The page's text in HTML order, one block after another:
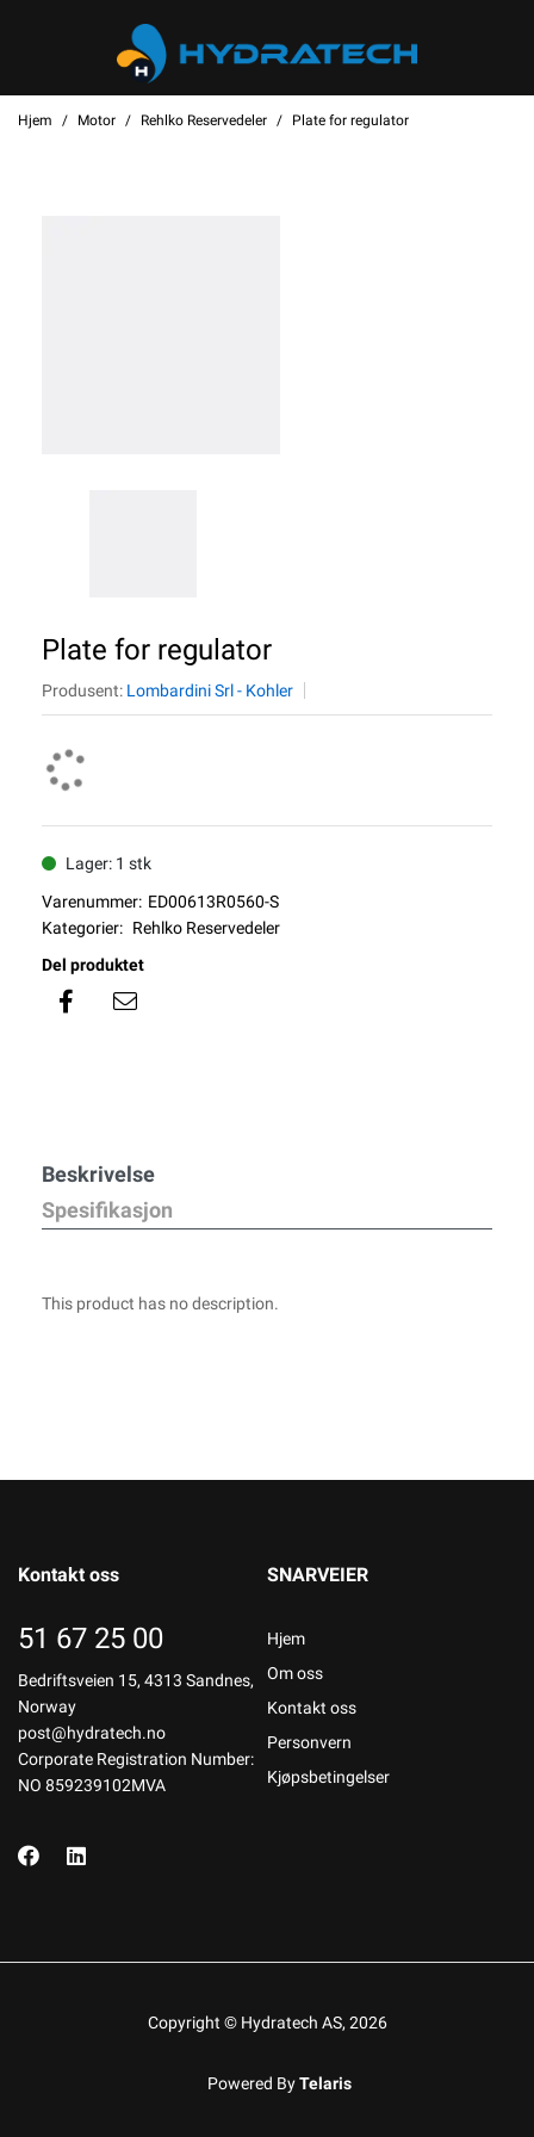
Hjem Motor Rehlko Reservedeler Plate for regulator
Plate for regulator
Produsent: Lombardini Srl - Kohler
Lager: 1 stk
Varenummer: ED00613R0560-S
Kategorier: Rehlko Reservedeler
Del produktet
Beskrivelse
Spesifikasjon
This product has no description.
Kontakt oss
51 67 25 00
Bedriftsveien 15, 4313 Sandnes,
Norway
post@hydratech.no
Corporate Registration Number:
NO 859239102MVA
SNARVEIER
Hjem
Om oss
Kontakt oss
Personvern
Kjøpsbetingelser
Copyright © Hydratech AS, 2026
Powered ByTelaris